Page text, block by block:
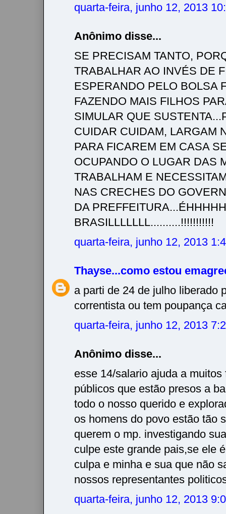
quarta-feira, junho 12, 2013
Anônimo disse...
SE PRECISAM TANTO,
TRABALHAR AO INVÉS DE
ESPERANDO PELO BOLSA
FAZENDO MAIS FILHOS
SIMULAR QUE
CUIDAR CUIDAM, LARGAM
PARA FICAREM EM CASA
OCUPANDO O LUGAR DAS
TRABALHAM E
NAS CRECHES DO
DA PREFFEITURA...ÉHHHHH
BRASILLLLLLL..........!!!!!!!!!!!
quarta-feira, junho 12, 2013
Thayse...como estou
a parti de 24 de julho liberado
correntista ou tem poupança
quarta-feira, junho 12, 2013
Anônimo disse...
esse 14/salario ajuda a muitos
públicos que estão presos a
todo o nosso querido e
os homens do povo estão tão
querem o mp. investigando
culpe este grande pais,se ele
culpa e minha e sua que não
nossos representantes
quarta-feira, junho 12, 2013